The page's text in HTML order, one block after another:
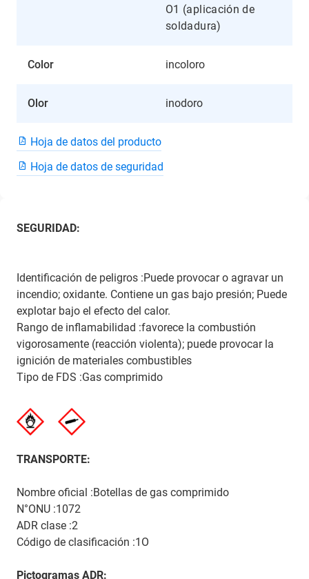
O1 (aplicación de
soldadura)
Color incoloro
Olor inodoro
Hoja de datos del producto
Hoja de datos de seguridad
SEGURIDAD:
Identificación de peligros :Puede provocar o agravar un
incendio; oxidante. Contiene un gas bajo presión; Puede
explotar bajo el efecto del calor.
Rango de inflamabilidad :favorece la combustión
vigorosamente (reacción violenta); puede provocar la
ignición de materiales combustibles
Tipo de FDS :Gas comprimido
TRANSPORTE:
Nombre oficial :Botellas de gas comprimido
N°ONU :1072
ADR clase :2
Código de clasificación :1O
Pictogramas ADR: